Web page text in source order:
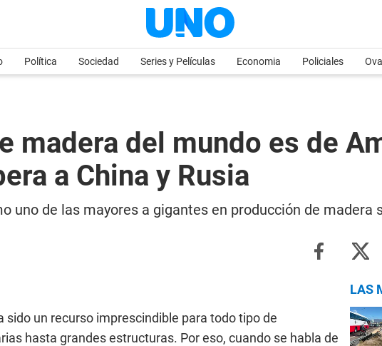
Política Sociedad Series y Películas Economia Policiales
madera del mundo es de
a China y Rusia
uno de las mayores a gigantes en producción de madera
sido un recurso imprescindible para todo tipo de
hasta grandes estructuras. Por eso, cuando se habla de
LAS